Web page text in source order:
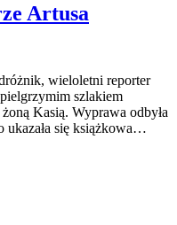
Artusa
wieloletni reporter
szlakiem
Kasią. Wyprawa odbyła
ukazała się książkowa…